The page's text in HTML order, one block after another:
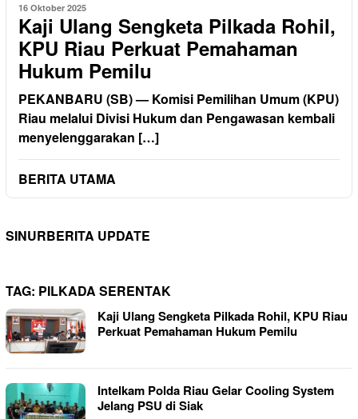
16 Oktober 2025
Kaji Ulang Sengketa Pilkada Rohil,
KPU Riau Perkuat Pemahaman
Hukum Pemilu
PEKANBARU (SB) — Komisi Pemilihan Umum (KPU)
Riau melalui Divisi Hukum dan Pengawasan kembali
menyelenggarakan […]
BERITA UTAMA
SINURBERITA UPDATE
TAG: PILKADA SERENTAK
Kaji Ulang Sengketa Pilkada Rohil, KPU Riau
Perkuat Pemahaman Hukum Pemilu
Intelkam Polda Riau Gelar Cooling System
Jelang PSU di Siak